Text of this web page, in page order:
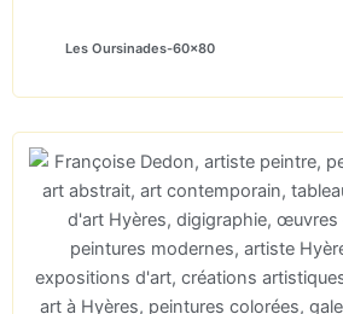
Les Oursinades-60×80